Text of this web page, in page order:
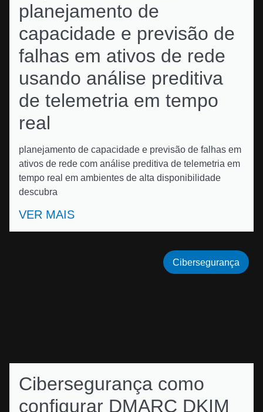
planejamento de
capacidade e previsão de
falhas em ativos de rede
usando análise preditiva
de telemetria em tempo
real
planejamento de capacidade e previsão de falhas em
ativos de rede com análise preditiva de telemetria em
tempo real em ambientes de alta disponibilidade
descubra
VER MAIS
Cibersegurança como
configurar DMARC DKIM
Cibersegurança